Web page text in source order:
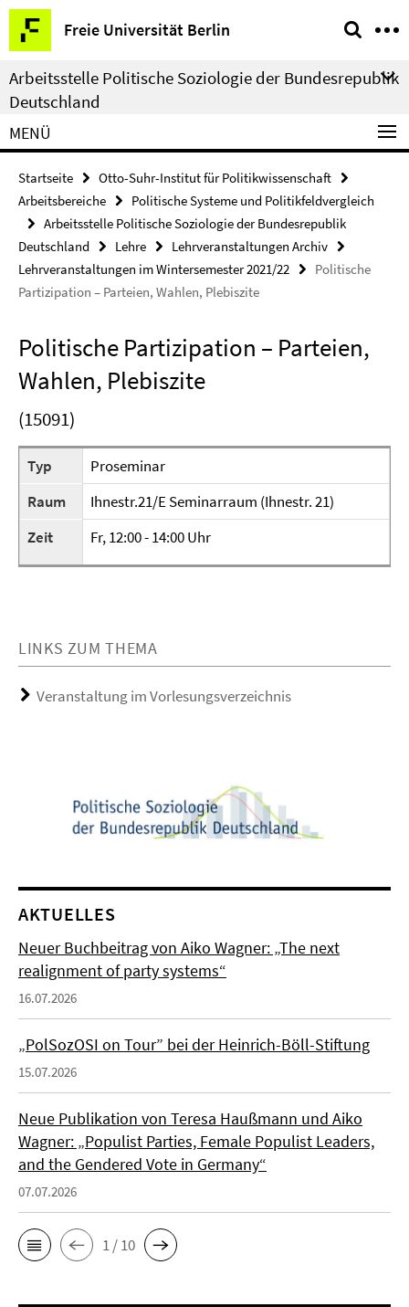
Springe
direkt
zu
Inhalt
Freie Universität Berlin
Service-
Navigation
Arbeitsstelle Politische Soziologie der Bundesrepublik
Deutschland
MENÜ
Startseite
Otto-Suhr-Institut für Politikwissenschaft
Arbeitsbereiche
Politische Systeme und Politikfeldvergleich
Arbeitsstelle Politische Soziologie der Bundesrepublik
Deutschland
Lehre
Lehrveranstaltungen Archiv
Lehrveranstaltungen im Wintersemester 2021/22
Politische
Partizipation – Parteien, Wahlen, Plebiszite
Politische Partizipation – Parteien,
Wahlen, Plebiszite
(15091)
Typ
Proseminar
Raum
Ihnestr.21/E Seminarraum (Ihnestr. 21)
Zeit
Fr, 12:00 - 14:00 Uhr
LINKS ZUM THEMA
Veranstaltung im Vorlesungsverzeichnis
AKTUELLES
Neuer Buchbeitrag von Aiko Wagner: „The next
realignment of party systems“
16.07.2026
„PolSozOSI on Tour” bei der Heinrich-Böll-Stiftung
15.07.2026
Neue Publikation von Teresa Haußmann und Aiko
Wagner: „Populist Parties, Female Populist Leaders,
and the Gendered Vote in Germany“
07.07.2026
1 / 10